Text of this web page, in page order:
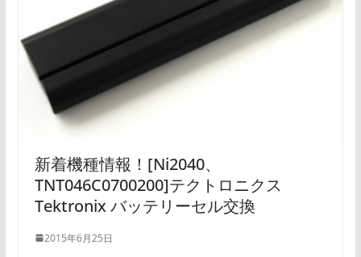
新着機種情報！[Ni2040、
TNT046C0700200]テクトロニクス
Tektronix バッテリーセル交換
2015年6月25日